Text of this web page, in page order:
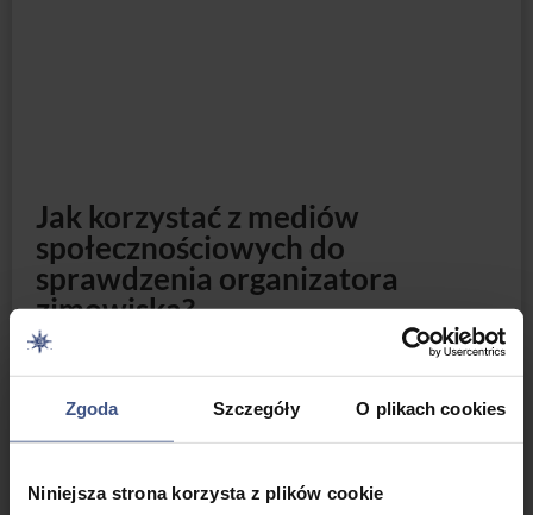
Zgoda Szczegóły O plikach cookies
Niniejsza strona korzysta z plików cookie
organizatora jest niezwykle ważne. Aby sprawdzić
wiarygodność organizatora, warto zacząć od przeanalizowania
jego profilu na platformach takich jak Facebook, Instagram czy
TikTok. Sprawdź, czy profil zawiera pełne i przejrzyste
informacje o firmie lub osobie, w tym dane kontaktowe i
historię postów. Warto również poszukać opinii innych
komunikuje się ze swoimi obserwatorami. Czy odpowiada na
pytania i komentarze? Czy publikuje treści, które są zgodne z
Dodatkowo, możesz skorzystać z narzędzi do monitorowania